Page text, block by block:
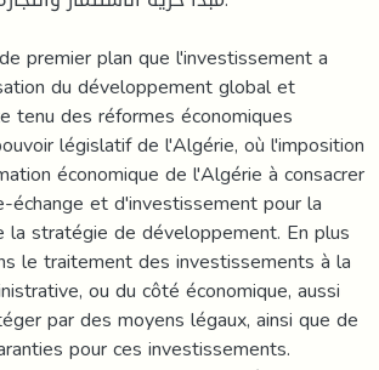
premier plan que l'investissement a
du développement global et
tenu des réformes économiques
législatif de l'Algérie, où l'imposition
économique de l'Algérie à consacrer
échange et d'investissement pour la
stratégie de développement. En plus
le traitement des investissements à la
ou du côté économique, aussi
par des moyens légaux, ainsi que de
pour ces investissements.